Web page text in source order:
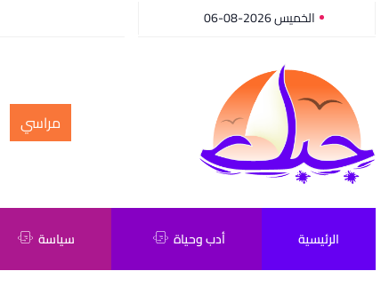
الخميس 2026-08-06
مراسي
الرئيسية أدب وحياة سياسة